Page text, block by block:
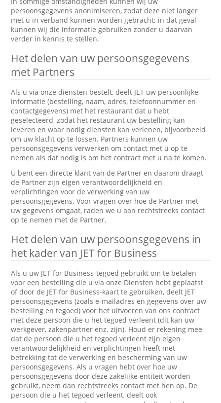
persoonsgegevens anonimiseren, zodat deze niet langer
met u in verband kunnen worden gebracht; in dat geval
kunnen wij die informatie gebruiken zonder u daarvan
verder in kennis te stellen.
Het delen van uw persoonsgegevens
met Partners
Als u via onze diensten bestelt, deelt JET uw persoonlijke
informatie (bestelling, naam, adres, telefoonnummer en
contactgegevens) met het restaurant dat u hebt
geselecteerd, zodat het restaurant uw bestelling kan
leveren en waar nodig diensten kan verlenen, bijvoorbeeld
om uw klacht op te lossen. Partners kunnen uw
persoonsgegevens verwerken om contact met u op te
nemen als dat nodig is om het contract met u na te komen.
U bent een directe klant van de Partner en daarom draagt
de Partner zijn eigen verantwoordelijkheid en
verplichtingen voor de verwerking van uw
persoonsgegevens. Voor vragen over hoe de Partner met
uw gegevens omgaat, raden we u aan rechtstreeks contact
op te nemen met de Partner.
Het delen van uw persoonsgegevens in
het kader van JET for Business
Als u uw JET for Business-tegoed gebruikt om te betalen
voor een bestelling die u via onze Diensten hebt geplaatst
of door de JET for Business-kaart te gebruiken, deelt JET
persoonsgegevens (zoals e-mailadres en gegevens over uw
bestelling en tegoed) voor het uitvoeren van ons contract
met deze persoon die u het tegoed verleent (dit kan uw
werkgever, zakenpartner enz. zijn). Houd er rekening mee
dat de persoon die u het tegoed verleent zijn eigen
verantwoordelijkheid en verplichtingen heeft met
betrekking tot de verwerking en bescherming van uw
persoonsgegevens. Als u vragen hebt over hoe uw
persoonsgegevens door deze zakelijke entiteit worden
gebruikt, neem dan rechtstreeks contact met hen op. De
persoon die u het tegoed verleent, deelt ook